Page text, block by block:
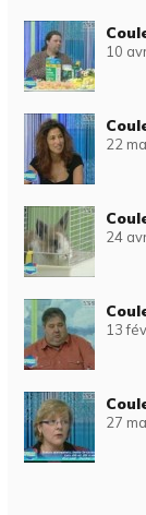
10
22
24
13
27